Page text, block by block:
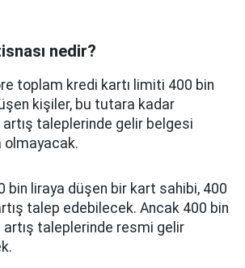
nedir?
toplam kredi kartı limiti 400 bin
kişiler, bu tutara kadar
taleplerinde gelir belgesi
olmayacak.
bin liraya düşen bir kart sahibi, 400
talep edebilecek. Ancak 400 bin
artış taleplerinde resmi gelir